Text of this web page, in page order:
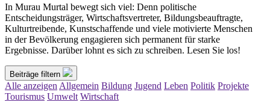
In Murau Murtal bewegt sich viel: Denn politische
Entscheidungsträger, Wirtschaftsvertreter, Bildungsbeauftragte,
Kulturtreibende, Kunstschaffende und viele motivierte Menschen
in der Bevölkerung engagieren sich permanent für starke
Ergebnisse. Darüber lohnt es sich zu schreiben. Lesen Sie los!
Beiträge filtern
Alle anzeigen Allgemein Bildung Jugend Leben Politik Projekte
Tourismus Umwelt Wirtschaft